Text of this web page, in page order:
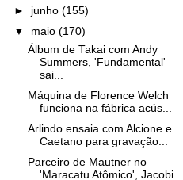
► junho(155)
▼ maio(170)
Álbum de Takai com Andy
Summers, 'Fundamental'
sai...
Máquina de Florence Welch
funciona na fábrica acús...
Arlindo ensaia com Alcione e
Caetano para gravação...
Parceiro de Mautner no
'Maracatu Atômico', Jacobi...